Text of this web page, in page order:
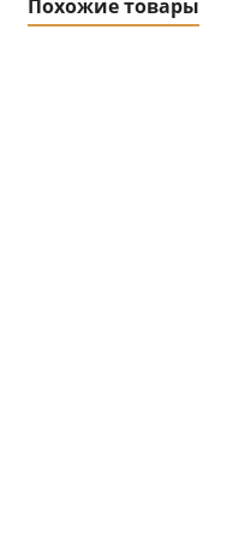
Похожие товары